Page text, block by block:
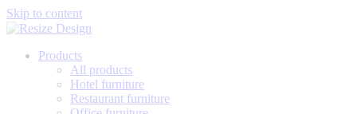
Skip to content
Products
All products
Hotel furniture
Restaurant furniture